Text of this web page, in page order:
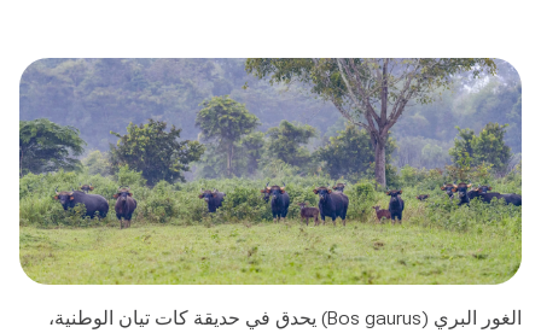
الغور البري (Bos gaurus) يحدق في حديقة كات تيان الوطنية،